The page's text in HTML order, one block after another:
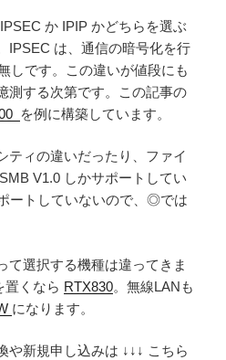
か IPIP かどちらを選ぶ
IPSEC は、通信の暗号化を行
しです。この違いが値段にも
測する次第です。この記事の
を例に構築しています。
ィの違いだったり、ファイ
V1.0 しかサポートしてい
ートしていないので、◎では
て選択する機種は違ってきま
置くなら RTX830。無線LANも
になります。
や新規申し込みは ↓↓↓ こちら